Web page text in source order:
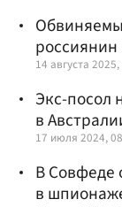
14 августа
Экс-посол
в
17 июля 2024,
В Совфеде
в